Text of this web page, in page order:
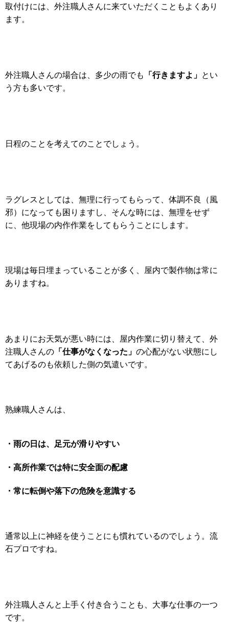
取付けには、外注職人さんに来ていただくこともよくあり
ます。
外注職人さんの場合は、多少の雨でも 「行きますよ」 とい
う方も多いです。
日程のことを考えてのことでしょう。
ラグレスとしては、無理に行ってもらって、体調不良（風
邪）になっても困りますし、そんな時には、無理をせず
に、他現場の内作作業をしてもらうことにします。
現場は毎日埋まっていることが多く、屋内で製作物は常に
ありますね。
あまりにお天気が悪い時には、屋内作業に切り替えて、外
注職人さんの 「仕事がなくなった」 の心配がない状態にし
てあげるのも依頼した側の気遣いです。
熟練職人さんは、
・雨の日は、足元が滑りやすい
・高所作業では特に安全面の配慮
・常に転倒や落下の危険を意識する
通常以上に神経を使うことにも慣れているのでしょう。流
石プロですね。
外注職人さんと上手く付き合うことも、大事な仕事の一つ
です。